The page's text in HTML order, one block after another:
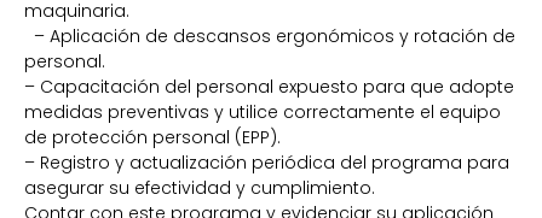
maquinaria.
– Aplicación de descansos ergonómicos y rotación de
personal.
– Capacitación del personal expuesto para que adopte
medidas preventivas y utilice correctamente el equipo
de protección personal (EPP).
– Registro y actualización periódica del programa para
asegurar su efectividad y cumplimiento.